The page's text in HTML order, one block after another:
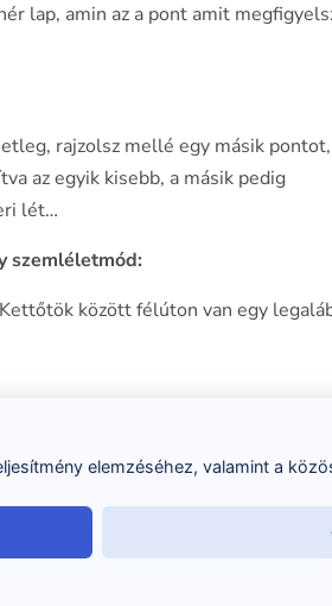
lap, amin az a pont amit
rajzolsz mellé egy másik pontot,
az egyik kisebb, a másik pedig
lét…
szemléletmód:
között félúton van egy
zseblámpa a zsebedben.
elemzéséhez, valamint a